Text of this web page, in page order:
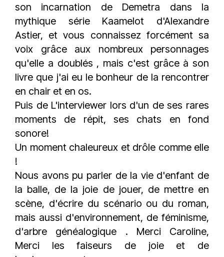
son incarnation de Demetra dans la
mythique série Kaamelot d'Alexandre
Astier, et vous connaissez forcément sa
voix grâce aux nombreux personnages
qu'elle a doublés , mais c'est grâce à son
livre que j'ai eu le bonheur de la rencontrer
en chair et en os.
Puis de L'interviewer lors d'un de ses rares
moments de répit, ses chats en fond
sonore!
Un moment chaleureux et drôle comme elle
!
Nous avons pu parler de la vie d'enfant de
la balle, de la joie de jouer, de mettre en
scène, d'écrire du scénario ou du roman,
mais aussi d'environnement, de féminisme,
d'arbre généalogique . Merci Caroline,
Merci les faiseurs de joie et de